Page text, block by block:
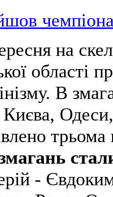
на
області
В
Києва,
-